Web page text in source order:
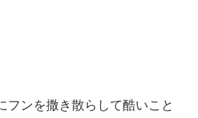
フンを撒き散らして酷いこと